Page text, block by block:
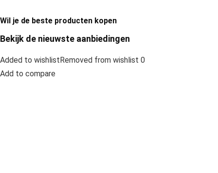
Wil je de beste producten kopen
Bekijk de nieuwste aanbiedingen
Added to wishlistRemoved from wishlist 0
Add to compare